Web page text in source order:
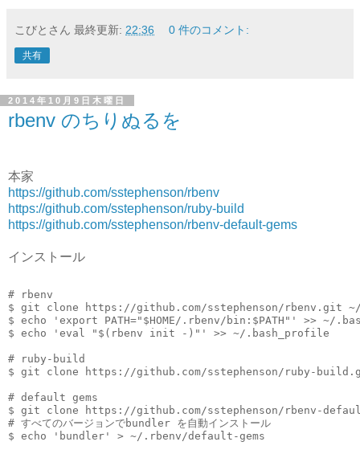
こびとさん 最終更新: 22:36 0 件のコメント:
共有
2014年10月9日木曜日
rbenv のちりぬるを
本家
https://github.com/sstephenson/rbenv
https://github.com/sstephenson/ruby-build
https://github.com/sstephenson/rbenv-default-gems
インストール
# rbenv
$ git clone https://github.com/sstephenson/rbenv.git
$ echo 'export PATH="$HOME/.rbenv/bin:$PATH"' >> ~/
$ echo 'eval "$(rbenv init -)"' >> ~/.bash_profile
# ruby-build
$ git clone https://github.com/sstephenson/ruby-
$ git clone https://github.com/sstephenson/rbenv-
# すべてのバージョンでbundler を自動インストール